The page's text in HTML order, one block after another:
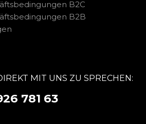
B2C
B2B
MIT UNS ZU SPRECHEN:
781 63